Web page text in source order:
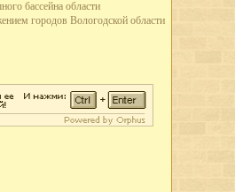
городища.
коммунистической.
исполнители частушек
областей. В работе семинара
Боков, хореограф А.И.
в Коми АССР.
бассейна области
городов Вологодской области